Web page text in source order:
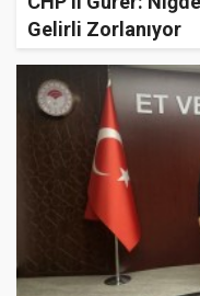
Gelirli Zorlanıyor